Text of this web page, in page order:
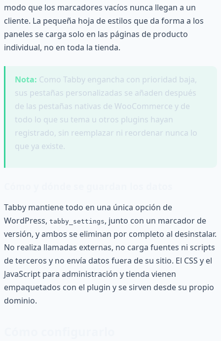
modo que los marcadores vacíos nunca llegan a un
cliente. La pequeña hoja de estilos que da forma a los
paneles se carga solo en las páginas de producto
individual, no en toda la tienda.
Nota: Como Tabby engancha con prioridad baja,
sus pestañas personalizadas se añaden después
de las pestañas nativas de WooCommerce y de
todo lo que su tema u otros plugins hayan
registrado, sin reemplazar ni reordenar nunca lo
que ya existe.
Tabby mantiene todo en una única opción de
WordPress, tabby_settings, junto con un marcador de
versión, y ambos se eliminan por completo al desinstalar.
No realiza llamadas externas, no carga fuentes ni scripts
de terceros y no envía datos fuera de su sitio. El CSS y el
JavaScript para administración y tienda vienen
empaquetados con el plugin y se sirven desde su propio
dominio.